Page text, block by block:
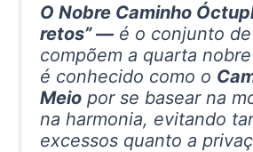
O Nobre Caminho
retos” —é o conjunto
compõem a quarta
é conhecido como o
Meio por se basear na
na harmonia, evitando
excessos quanto a